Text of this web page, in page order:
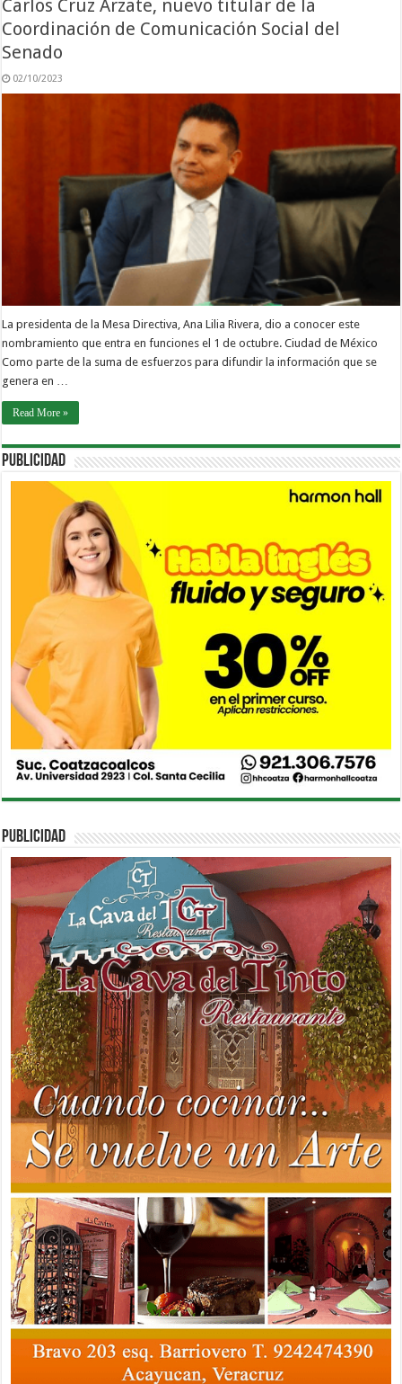
Carlos Cruz Arzate, nuevo titular de la
Coordinación de Comunicación Social del
Senado
02/10/2023
La presidenta de la Mesa Directiva, Ana Lilia Rivera, dio a conocer este
nombramiento que entra en funciones el 1 de octubre. Ciudad de México
Como parte de la suma de esfuerzos para difundir la información que se
genera en …
Read More »
PUBLICIDAD
PUBLICIDAD